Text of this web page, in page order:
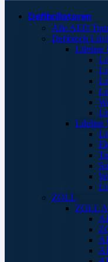
Defibrillatoren
Alle AED
Defibtech
Lifeline
Lifeline
ZOLL
ZOLL